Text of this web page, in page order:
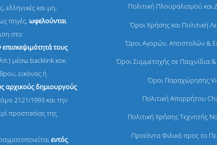
ελληνικές και μη,
πηγές,ωφελούνται
στο
επισκεψιμότητά τους
μέσω backlink κοκ.
εικόνας ή
αρχικούς δημιουργούς
2121/1993 και την
προστασίας της
εντός
Πολιτική Πλουραλισμού και
Όροι Χρήσης και Πολιτική
Όροι Αγορών, Αποστολών &
Όροι Συμμετοχής σε Παιχνίδια
Όροι Παραχώρησης
Πολιτική Απορρήτου
Πολιτική Χρήσης Τεχνητής
Προϊόντα Φιλικά προς το